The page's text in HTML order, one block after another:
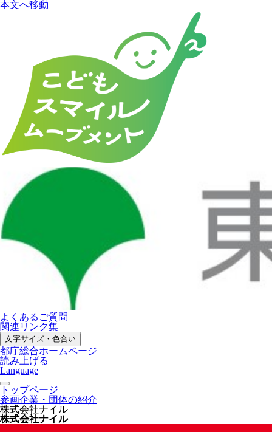
本文へ移動
よくあるご質問
関連リンク集
文字サイズ・色合い
都庁総合ホームページ
読み上げる
Language
トップページ
参画企業・団体の紹介
株式会社ナイル
株式会社ナイル